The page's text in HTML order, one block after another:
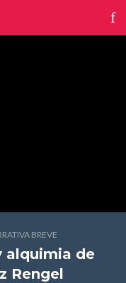
BREVE
alquimia de
Rengel